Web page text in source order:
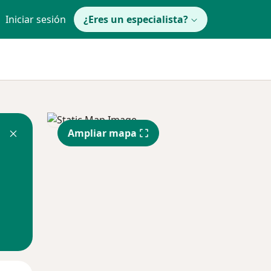
Iniciar sesión ¿Eres un especialista?
Ampliar mapa